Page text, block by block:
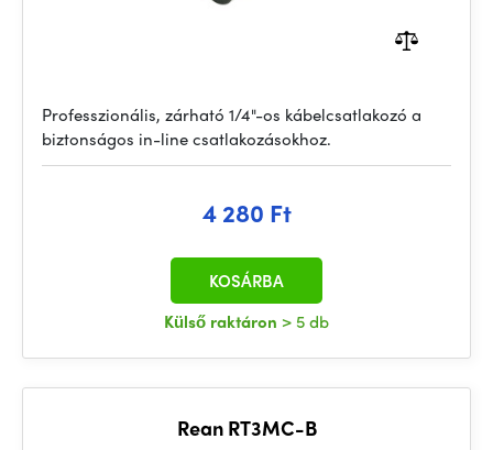
Professzionális, zárható 1/4"-os kábelcsatlakozó a
biztonságos in-line csatlakozásokhoz.
4 280 Ft
Külső raktáron > 5 db
KOSÁRBA
Rean RT3MC-B